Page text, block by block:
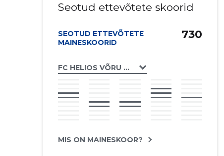
Seotud ettevõtete skoorid
SEOTUD ETTEVÕTETE
MAINESKOORID
FC HELIOS VÕRU MTÜ
730
MIS ON MAINESKOOR?